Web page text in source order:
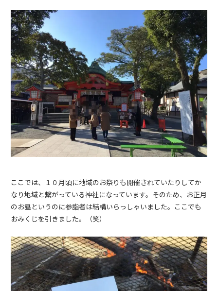
ここでは、１０月頃に地域のお祭りも開催されていたりしてか
なり地域と繋がっている神社になっています。そのため、お正月
のお昼というのに参詣者は結構いらっしゃいました。ここでも
おみくじを引きました。（笑）